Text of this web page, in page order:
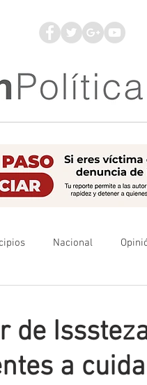
Nacional
de
a